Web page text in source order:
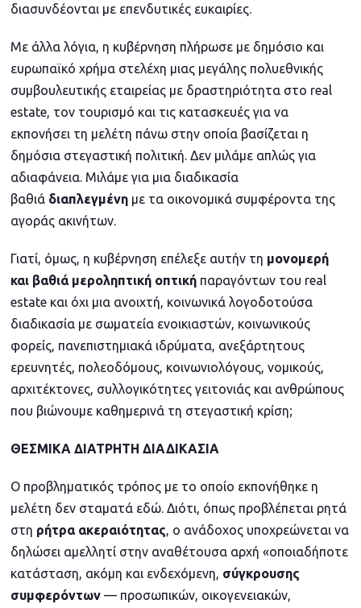
διασυνδέονται με επενδυτικές ευκαιρίες.
Με άλλα λόγια, η κυβέρνηση πλήρωσε με δημόσιο και
ευρωπαϊκό χρήμα στελέχη μιας μεγάλης πολυεθνικής
συμβουλευτικής εταιρείας με δραστηριότητα στο real
estate, τον τουρισμό και τις κατασκευές για να
εκπονήσει τη μελέτη πάνω στην οποία βασίζεται η
δημόσια στεγαστική πολιτική. Δεν μιλάμε απλώς για
αδιαφάνεια. Μιλάμε για μια διαδικασία
βαθιά διαπλεγμένη με τα οικονομικά συμφέροντα της
αγοράς ακινήτων.
Γιατί, όμως, η κυβέρνηση επέλεξε αυτήν τη μονομερή
και βαθιά μεροληπτική οπτική παραγόντων του real
estate και όχι μια ανοιχτή, κοινωνικά λογοδοτούσα
διαδικασία με σωματεία ενοικιαστών, κοινωνικούς
φορείς, πανεπιστημιακά ιδρύματα, ανεξάρτητους
ερευνητές, πολεοδόμους, κοινωνιολόγους, νομικούς,
αρχιτέκτονες, συλλογικότητες γειτονιάς και ανθρώπους
που βιώνουμε καθημερινά τη στεγαστική κρίση;
ΘΕΣΜΙΚΑ ΔΙΑΤΡΗΤΗ ΔΙΑΔΙΚΑΣΙΑ
Ο προβληματικός τρόπος με το οποίο εκπονήθηκε η
μελέτη δεν σταματά εδώ. Διότι, όπως προβλέπεται ρητά
στη ρήτρα ακεραιότητας , ο ανάδοχος υποχρεώνεται να
δηλώσει αμελλητί στην αναθέτουσα αρχή «οποιαδήποτε
κατάσταση, ακόμη και ενδεχόμενη, σύγκρουσης
συμφερόντων — προσωπικών, οικογενειακών,